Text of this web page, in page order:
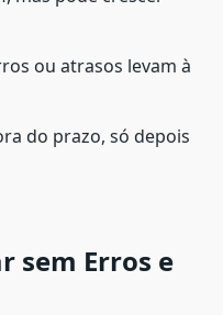
ou atrasos levam à
do prazo, só depois
sem Erros e